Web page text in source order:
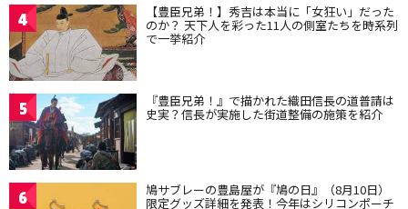
4 【豊臣兄弟！】秀吉は本当に「女狂い」だった
のか？ 天下人を彩った11人の側室たちを時系列
で一挙紹介
5 『豊臣兄弟！』で描かれた織田信長の道普請は
史実？信長が実施した街道整備の施策を紹介
6 鳩サブレーの豊島屋が『鳩の日』（8月10日）
限定グッズ詳細を発表！今年はシリコンポーチ